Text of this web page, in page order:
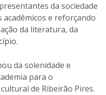
da sociedade
acadêmicos e reforçando
da literatura, da
da solenidade e
para o
de Ribeirão Pires.